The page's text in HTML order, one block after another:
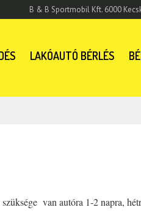
B & B Sportmobil Kft. 6000
LAKÓAUTÓ BÉRLÉS
van autóra 1-2 napra,